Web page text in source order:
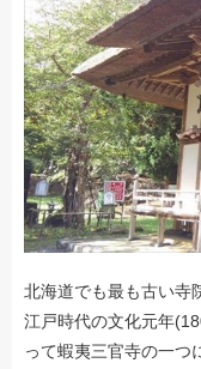
北海道でも最も古い寺
江戸時代の文化元年
って蝦夷三官寺の一つ